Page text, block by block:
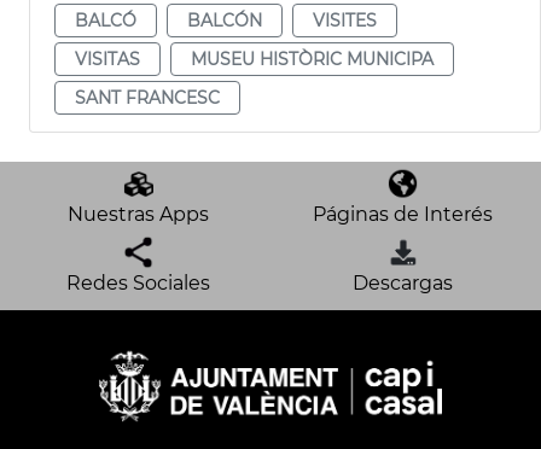
BALCÓ
BALCÓN
VISITES
VISITAS
MUSEU HISTÒRIC MUNICIPA
SANT FRANCESC
Nuestras Apps Páginas de Interés
Redes Sociales Descargas